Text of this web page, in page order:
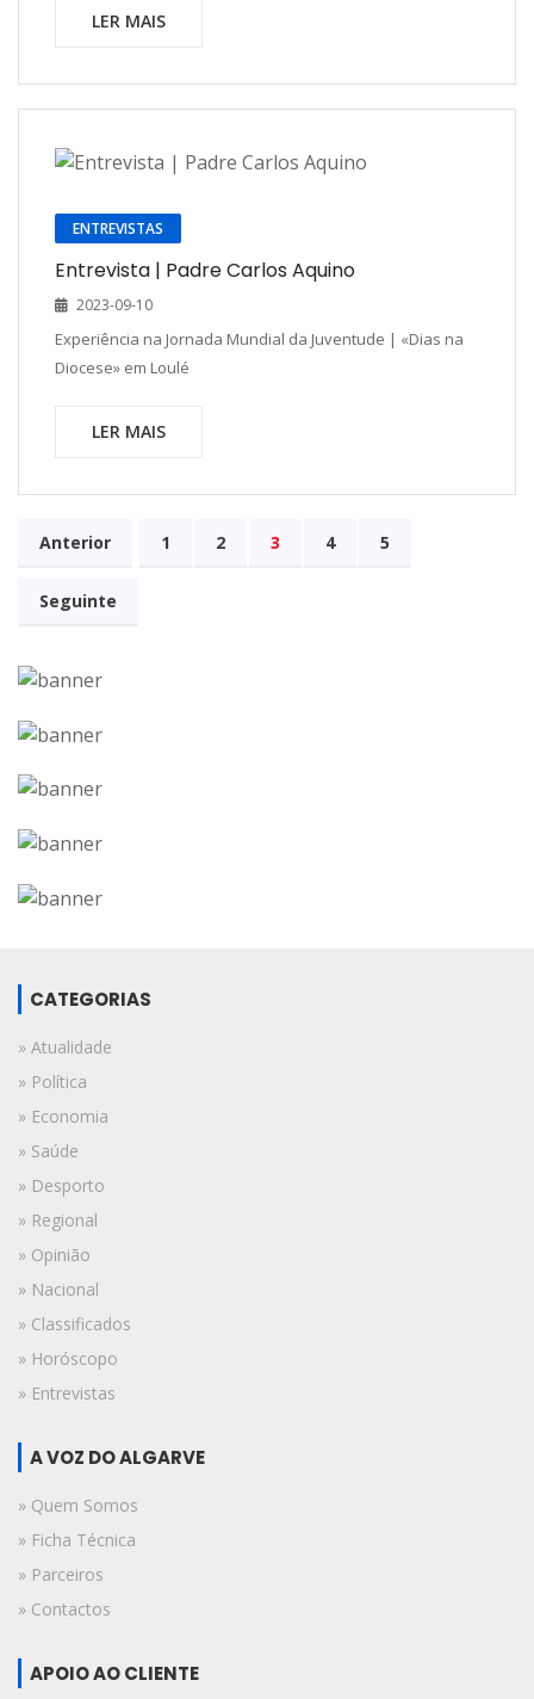
LER MAIS
ENTREVISTAS
Entrevista | Padre Carlos Aquino
2023-09-10
Experiência na Jornada Mundial da Juventude | «Dias na
Diocese» em Loulé
LER MAIS
Anterior 1 2 3 4 5
Seguinte
CATEGORIAS
» Atualidade
» Política
» Economia
» Saúde
» Desporto
» Regional
» Opinião
» Nacional
» Classificados
» Horóscopo
» Entrevistas
A VOZ DO ALGARVE
» Quem Somos
» Ficha Técnica
» Parceiros
» Contactos
APOIO AO CLIENTE